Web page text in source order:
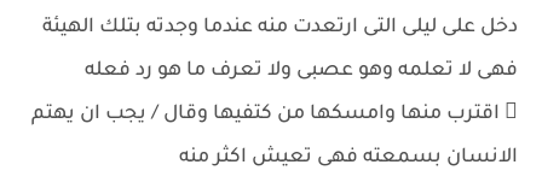
دخل على ليلى التى ارتعدت منه عندما وجدته بتلك الهيئة
فهى لا تعلمه وهو عصبى ولا تعرف ما هو رد فعله
 اقترب منها وامسكها من كتفيها وقال / يجب ان يهتم
الانسان بسمعته فهى تعيش اكثر منه